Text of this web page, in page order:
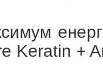
Keratin +